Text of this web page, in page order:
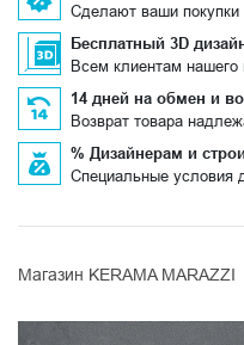
Сделают ваши
Бесплатный 3D
Всем клиентам нашего
14 дней на обмен и
Возврат товара
% Дизайнерам и
Специальные условия
Магазин KERAMA MARAZZI